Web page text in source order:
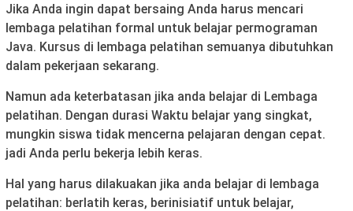
Jika Anda ingin dapat bersaing Anda harus mencari
lembaga pelatihan formal untuk belajar permograman
Java. Kursus di lembaga pelatihan semuanya dibutuhkan
dalam pekerjaan sekarang.
Namun ada keterbatasan jika anda belajar di Lembaga
pelatihan. Dengan durasi Waktu belajar yang singkat,
mungkin siswa tidak mencerna pelajaran dengan cepat.
jadi Anda perlu bekerja lebih keras.
Hal yang harus dilakuakan jika anda belajar di lembaga
pelatihan: berlatih keras, berinisiatif untuk belajar,